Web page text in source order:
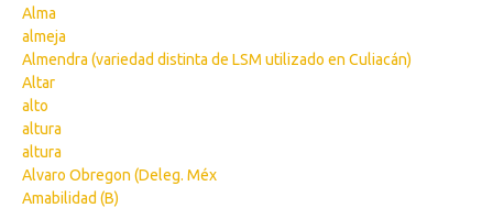
Alma
almeja
Almendra (variedad distinta de LSM utilizado en Culiacán)
Altar
alto
altura
altura
Alvaro Obregon (Deleg. Méx
Amabilidad (B)